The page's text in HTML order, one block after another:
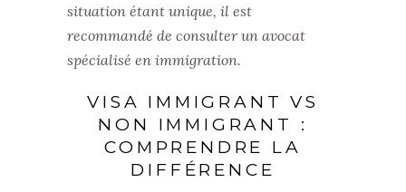
situation étant unique, il est
recommandé de consulter un avocat
spécialisé en immigration.
VISA IMMIGRANT VS
NON IMMIGRANT :
COMPRENDRE LA
DIFFÉRENCE